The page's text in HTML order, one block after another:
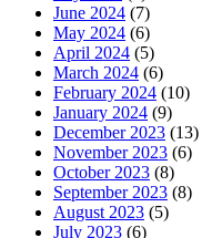
June 2024 (7)
May 2024 (6)
April 2024 (5)
March 2024 (6)
February 2024 (10)
January 2024 (9)
December 2023 (13)
November 2023 (6)
October 2023 (8)
September 2023 (8)
August 2023 (5)
July 2023 (6)